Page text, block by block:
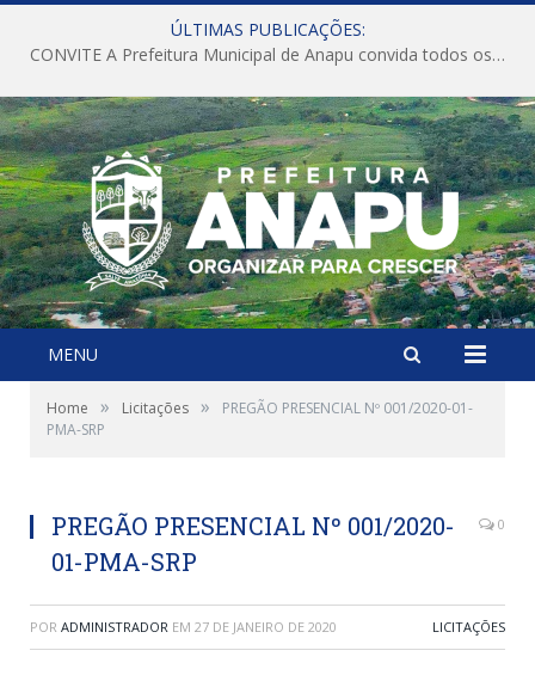
ÚLTIMAS PUBLICAÇÕES:
CONVITE A Prefeitura Municipal de Anapu convida todos os servidores públicos municipais para participarem da Audiência Pública de discussão da Lei de Diretrizes Orçamentárias (LDO), importante instrumento de planejamento das ações e investimentos da Administração Pública para o próximo exercício financeiro.
MENU
Home » Licitações »
PREGÃO PRESENCIAL Nº 001/2020-01-
PMA-SRP
PREGÃO PRESENCIAL Nº 001/2020-
01-PMA-SRP
0
POR ADMINISTRADOR EM 27 DE JANEIRO DE 2020 LICITAÇÕES